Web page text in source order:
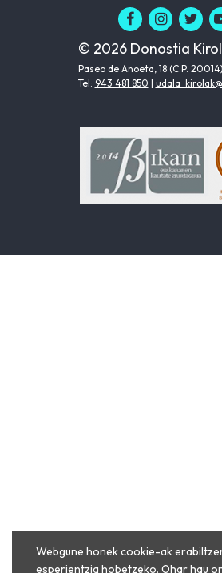
© 2026 Donostia
Paseo de Anoeta, 18 (C.P. 20014)
Tel: 943 481 850 |
Webgune honek cookie-ak
esperientzia hobetzeko. Ohar hau